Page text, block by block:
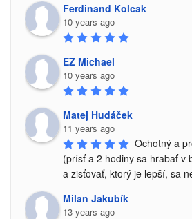
Ferdinand Kolcak
10 years ago
EZ Michael
10 years ago
Matej Hudáček
11 years ago
Ochotný a
(prísť a 2 hodiny sa hrabať v
a zisťovať, ktorý je lepší, sa
Milan Jakubík
13 years ago